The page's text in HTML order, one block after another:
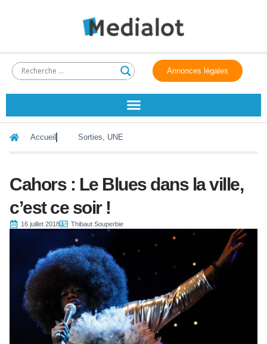
Annonces légales
Accueil Sorties, UNE
Cahors : Le Blues dans la ville,
c’est ce soir !
16 juillet 2018 Thibaut Souperbie